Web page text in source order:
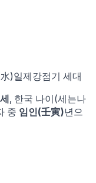
水)일제강점기 세대
세, 한국 나이(세는나
중 임인(壬寅)년으